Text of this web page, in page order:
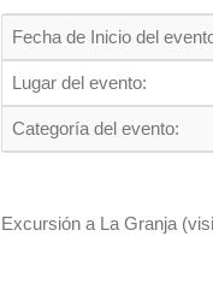
Fecha de Inicio del
Lugar del evento:
Categoría del evento:
Excursión a La Granja